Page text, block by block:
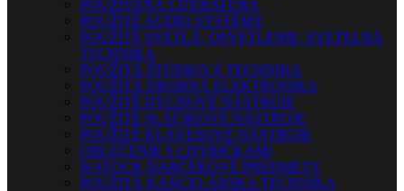
POUŽÍVANÁ LITERATÚRA
POUŽITÉ AUDIO SYSTÉMY
POUŽITÉ SVETLÁ, OSVETLENIE, SVETELNÁ
TECHNIKA
POUŽITÁ ŠTÚDIOVÁ TECHNIKA
POUŽITÁ DROBNÁ ELEKTRONIKA
POUŽITÉ DYCHOVÉ NÁSTROJE
POUŽITÉ SLÁČIKOVÉ NÁSTROJE
POUŽITÉ KLÁVESOVÉ NÁSTROJE
OBLEČENIE S CHYBIČKAMI
B-STOCK DARČEKOVÉ PREDMETY
POUŽITÁ KANCELÁRSKA TECHNIKA